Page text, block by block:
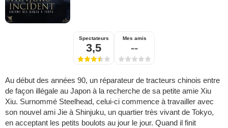
Spectateurs
3,5
Mes amis
--
Au début des années 90, un réparateur de tracteurs chinois entre
de façon illégale au Japon à la recherche de sa petite amie Xiu
Xiu. Surnommé Steelhead, celui-ci commence à travailler avec
son nouvel ami Jie à Shinjuku, un quartier très vivant de Tokyo,
en acceptant les petits boulots au jour le jour. Quand il finit